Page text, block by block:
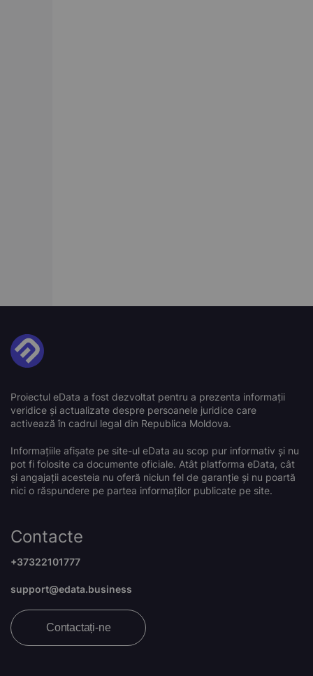
Proiectul eData a fost dezvoltat pentru a prezenta informații
veridice și actualizate despre persoanele juridice care
activează în cadrul legal din Republica Moldova.
Informațiile afișate pe site-ul eData au scop pur informativ și nu
pot fi folosite ca documente oficiale. Atât platforma eData, cât
și angajații acesteia nu oferă niciun fel de garanție și nu poartă
nici o răspundere pe partea informaților publicate pe site.
Contacte
+37322101777
support@edata.business
Contactați-ne